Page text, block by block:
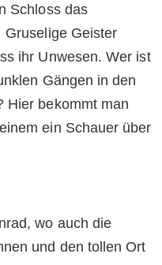
Schloss das
Geister
ihr Unwesen. Wer ist
Gängen in den
Hier bekommt man
ein Schauer über
wo auch die
und den tollen Ort